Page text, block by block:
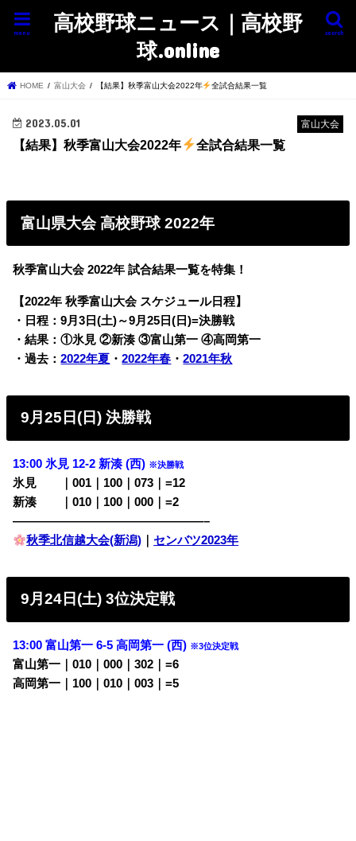
高校野球ニュース｜高校野
球.online
search
menu
HOME 富山大会 【結果】秋季富山大会2022年 全試合結果一覧
富山大会
2023.05.01
【結果】秋季富山大会2022年 全試合結果一覧
富山県大会 高校野球 2022年
秋季富山大会 2022年 試合結果一覧を特集！
【2022年 秋季富山大会 スケジュール日程】
・日程：9月3日(土)～9月25日(日)=決勝戦
・結果：①氷見 ②新湊 ③富山第一 ④高岡第一
・過去：2022年夏 ・2022年春 ・2021年秋
9月25日(日) 決勝戦
13:00 氷見 12-2 新湊 (西) ※決勝戦
氷見
｜001｜100｜073｜=12
新湊
｜010｜100｜000｜=2
————————————————–
秋季北信越大会(新潟)
センバツ2023年
9月24日(土) 3位決定戦
13:00 富山第一 6-5 高岡第一 (西) ※3位決定戦
富山第一｜010｜000｜302｜=6
高岡第一｜100｜010｜003｜=5